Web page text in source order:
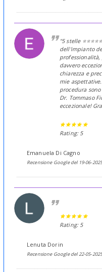
"5 stelle
dell'impianto
professionalità,
davvero
chiarezza e
mie
procedura
Dr. Tommaso
eccezionale!
Rating: 5
Emanuela Di Cagno
Recensione Google del 19-06-
Rating: 5
Lenuta Dorin
Recensione Google del 22-05-